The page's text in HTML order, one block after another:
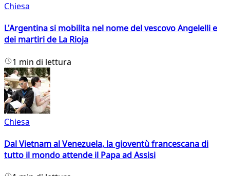
Chiesa
L'Argentina si mobilita nel nome del vescovo Angelelli e
dei martiri de La Rioja
1 min di lettura
Chiesa
Dal Vietnam al Venezuela, la gioventù francescana di
tutto il mondo attende il Papa ad Assisi